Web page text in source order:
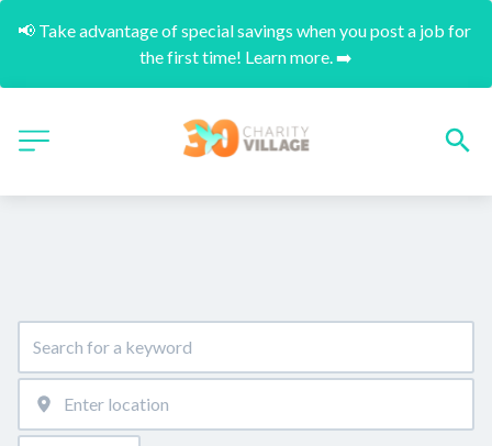
📢 Take advantage of special savings when you post a job for
the first time! Learn more. ➡️